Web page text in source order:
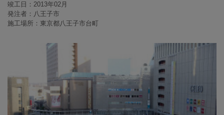
竣工日：2013年02月
発注者：八王子市
施工場所：東京都八王子市台町